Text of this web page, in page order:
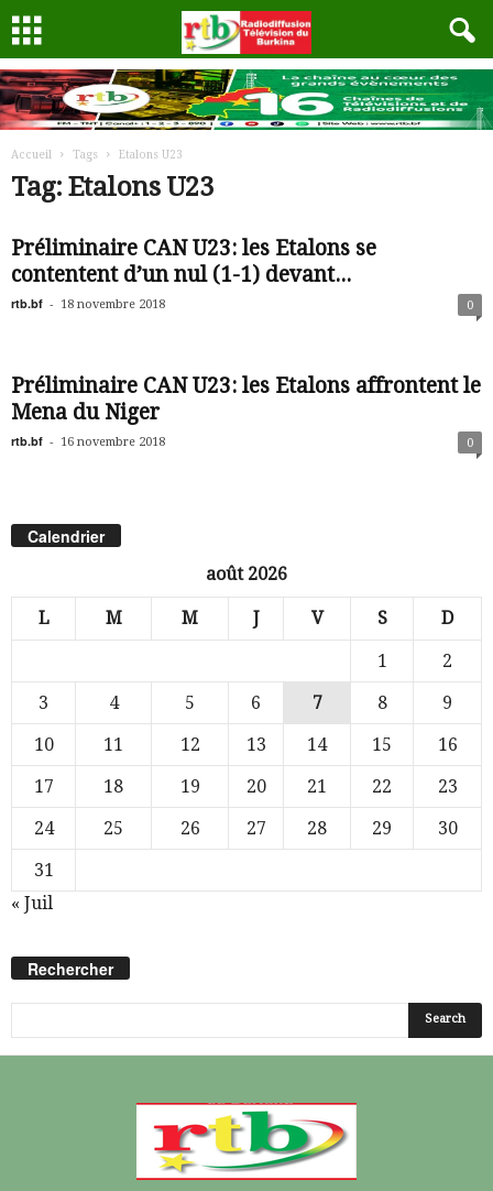
Accueil Tags Etalons U23
Tag: Etalons U23
Préliminaire CAN U23: les Etalons se
contentent d’un nul (1-1) devant...
rtb.bf - 18 novembre 2018 0
Préliminaire CAN U23: les Etalons affrontent le
Mena du Niger
rtb.bf - 16 novembre 2018 0
Calendrier
août 2026
L M M J V S D
1
2
3
4 5 6 7 8
9
10
11 12 13 14 15
16
17
18 19 20 21 22
23
24
25 26 27 28 29
30
31
« Juil
Rechercher